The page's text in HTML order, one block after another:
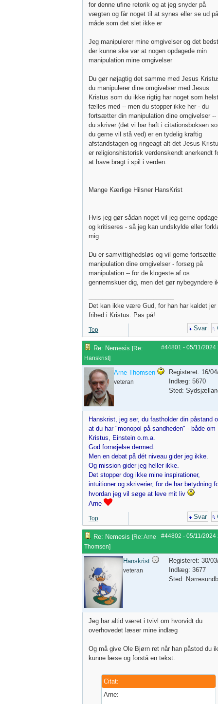
for denne ufine retorik og at jeg snyder på
vægten og får noget til at synes eller se ud
måde som det slet ikke er
Jeg manipulerer mine omgivelser og det
der kunne ske var at nogen opdagede min
manipulation mine omgivelser
Du gør nøjagtig det samme med Jesus
du manipulerer dine omgivelser med Jesus
Kristus som du ikke rigtig har noget som
fælles med -- men du stopper ikke her - du
fortsætter din manipulation dine omgivelser --
du skriver (det vi har haft i citationsboksen
du gerne vil stå ved) er en tydelig kraftig
afstandstagen og ringeagt alt det Jesus
er religionshistorisk verdenskendt anerkendt
at have bragt i spil i verden.
Mange Kærlige Hilsner HansKrist
Hvis jeg gør sådan noget vil jeg gerne
og kritiseres - så jeg kan undskylde eller
mig
Du er samvittighedsløs og vil gerne fortsætte
manipulation dine omgivelser - forsøg på
manipulation -- for de klogeste af os
gennemskuer dig, men det gør nybegyndere
Det kan ikke være Gud, for han har kaldet jer
frihed i Kristus. Pas på!
Top Svar
#44801 - 05/11/2024
Re: Nemesis [Re:
Hanskrist]
Arne Thomsen
veteran
Registeret: 16/
Indlæg: 5670
Sted:
Hanskrist, jeg ser, du fastholder din påstand
at du har "monopol på sandheden" - både om
Kristus, Einstein o.m.a.
God fornøjelse dermed.
Men en debat på dét niveau gider jeg ikke.
Og mission gider jeg heller ikke.
Det stopper dog ikke mine inspirationer,
intuitioner og skriverier, for de har betydning
hvordan jeg vil søge at leve mit liv
Arne
Top Svar
#44802 - 05/11/2024
Re: Nemesis [Re: Arne
Thomsen]
Hanskrist
veteran
Registeret: 30/
Indlæg: 3677
Sted:
Jeg har altid været i tvivl om hvorvidt du
overhovedet læser mine indlæg
Og må give Ole Bjørn ret når han påstod du
kunne læse og forstå en tekst.
Citat:
Arne: